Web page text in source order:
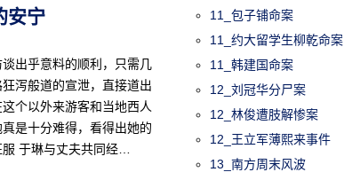
安宁
出乎意料的顺利，只需几
泻般道的宣泄，直接道出
个以外来游客和当地西人
是十分难得，看得出她的
于琳与丈夫共同经…
11_包子铺命案
11_约大留学生柳乾命案
11_韩建国命案
12_刘冠华分尸案
12_林俊遭肢解惨案
12_王立军薄熙来事件
13_南方周末风波